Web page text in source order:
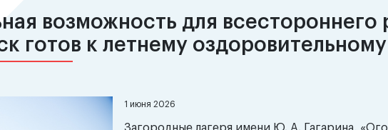
возможность для всестороннего
готов к летнему
1 июня 2026